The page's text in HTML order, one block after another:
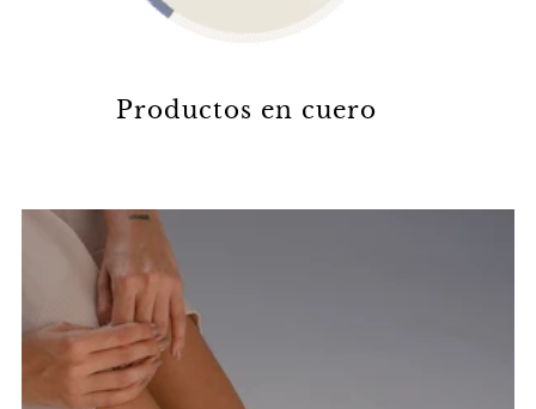
Productos en cuero